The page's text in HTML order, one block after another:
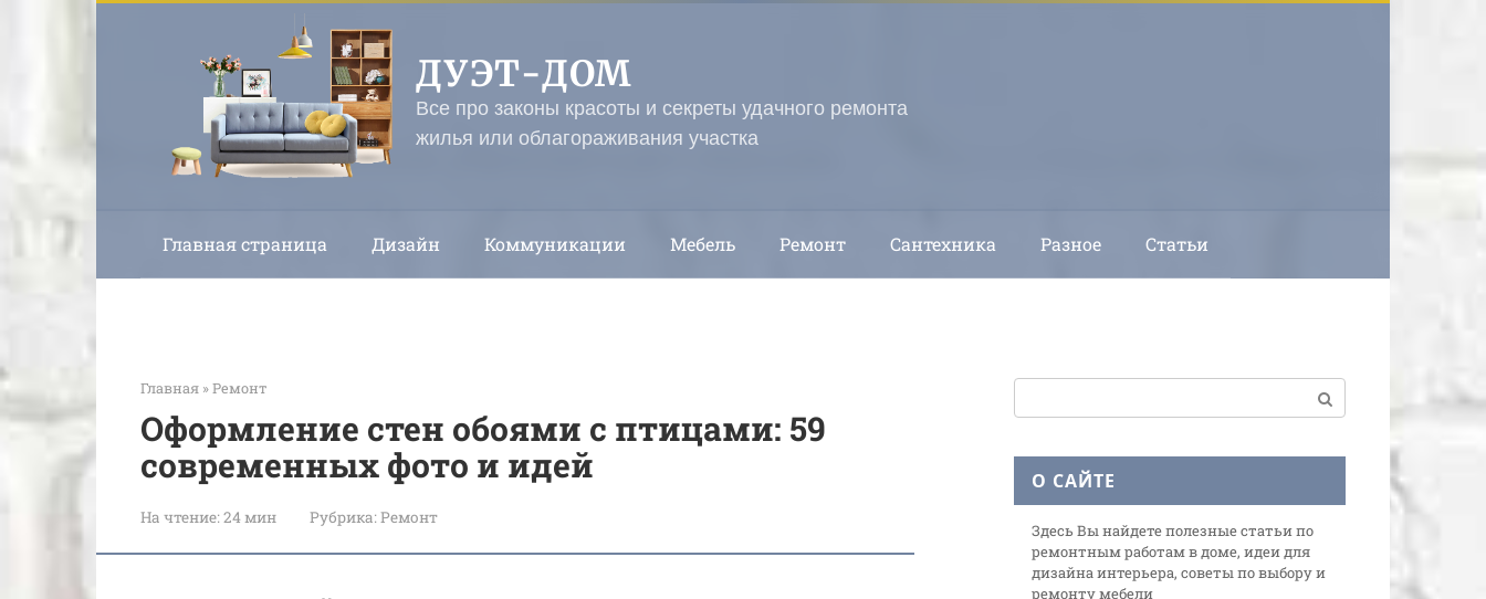
ДУЭТ-ДОМ
Все про законы красоты и секреты удачного ремонта
жилья или облагораживания участка
Главная страница Дизайн Коммуникации Мебель Ремонт Сантехника Разное Статьи
Главная »Ремонт
Оформление стен обоями с птицами: 59
современных фото и идей
На чтение:24 мин Рубрика:Ремонт
О САЙТЕ
Здесь Вы найдете полезные статьи по
ремонтным работам в доме, идеи для
дизайна интерьера, советы по выбору и
ремонту мебели